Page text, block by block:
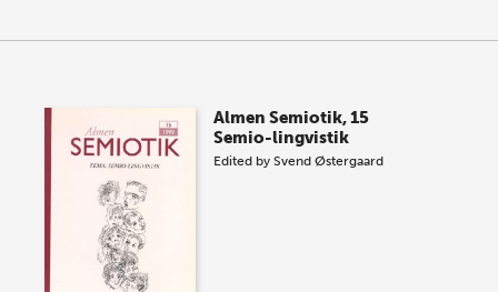
Almen Semiotik, 15
Semio-lingvistik
Edited bySvend Østergaard